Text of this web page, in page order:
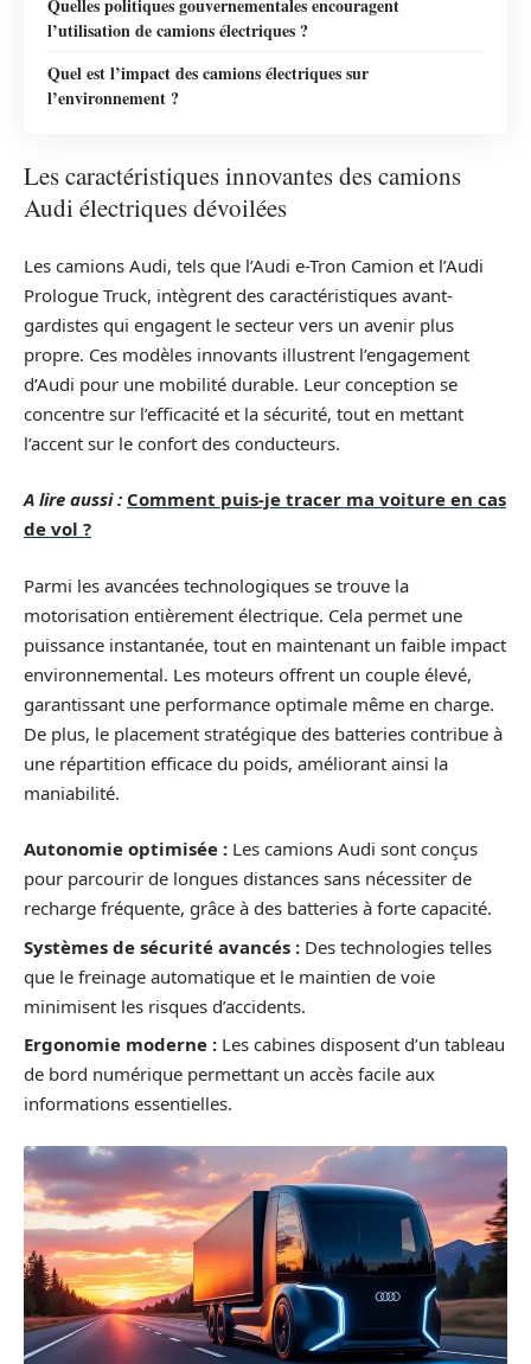
l’utilisation de camions électriques ?
Quel est l’impact des camions électriques sur
l’environnement ?
Les caractéristiques innovantes des camions
Audi électriques dévoilées
Les camions Audi, tels que l’Audi e-Tron Camion et l’Audi
Prologue Truck, intègrent des caractéristiques avant-
gardistes qui engagent le secteur vers un avenir plus
propre. Ces modèles innovants illustrent l’engagement
d’Audi pour une mobilité durable. Leur conception se
concentre sur l’efficacité et la sécurité, tout en mettant
l’accent sur le confort des conducteurs.
A lire aussi : Comment puis-je tracer ma voiture en cas
de vol ?
Parmi les avancées technologiques se trouve la
motorisation entièrement électrique. Cela permet une
puissance instantanée, tout en maintenant un faible impact
environnemental. Les moteurs offrent un couple élevé,
garantissant une performance optimale même en charge.
De plus, le placement stratégique des batteries contribue à
une répartition efficace du poids, améliorant ainsi la
maniabilité.
Autonomie optimisée : Les camions Audi sont conçus
pour parcourir de longues distances sans nécessiter de
recharge fréquente, grâce à des batteries à forte capacité.
Systèmes de sécurité avancés : Des technologies telles
que le freinage automatique et le maintien de voie
minimisent les risques d’accidents.
Ergonomie moderne : Les cabines disposent d’un tableau
de bord numérique permettant un accès facile aux
informations essentielles.